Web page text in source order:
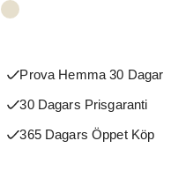
Finns även i dessa färger:
Prova Hemma 30 Dagar
30 Dagars Prisgaranti
365 Dagars Öppet Köp